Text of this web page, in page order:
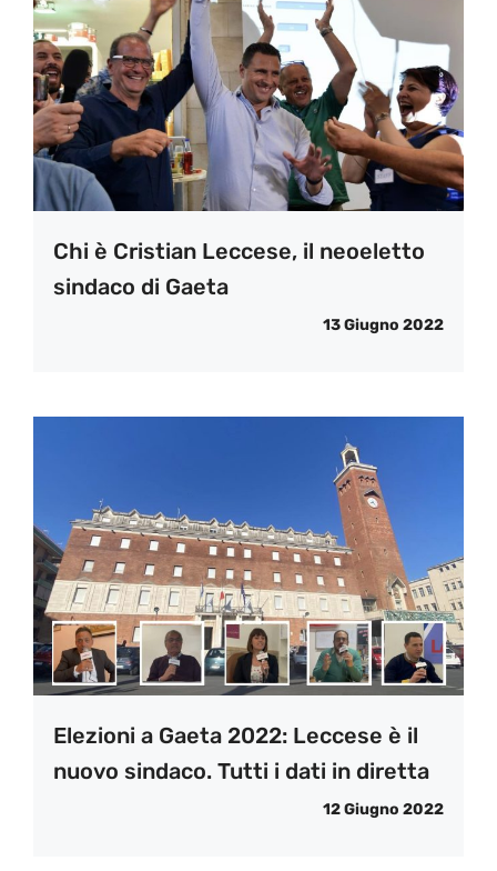
Chi è Cristian Leccese, il neoeletto
sindaco di Gaeta
13 Giugno 2022
Elezioni a Gaeta 2022: Leccese è il
nuovo sindaco. Tutti i dati in diretta
12 Giugno 2022